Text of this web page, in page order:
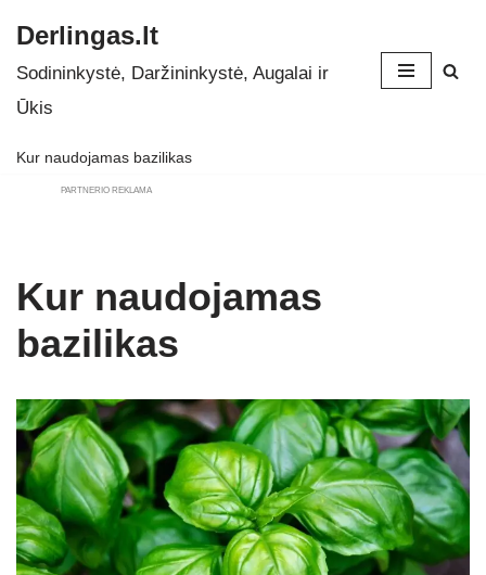
Skip
to
Derlingas.lt
Sodininkystė, Daržininkystė, Augalai ir
Ūkis
Kur naudojamas bazilikas
PARTNERIO REKLAMA
Kur naudojamas
bazilikas